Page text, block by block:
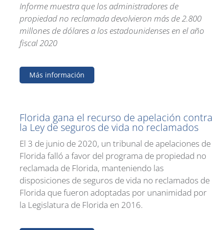
Informe muestra que los administradores de
propiedad no reclamada devolvieron más de2.800
millones de dólares a los estadounidenses en el año
fiscal 2020
Más información
Florida gana el recurso de apelación contra
la Ley de seguros de vida no reclamados
El 3 de junio de 2020, un tribunal de apelaciones de
Florida falló a favor del programa de propiedad no
reclamada de Florida, manteniendo las
disposiciones de seguros de vida no reclamados de
Florida que fueron adoptadas por unanimidad por
la Legislatura de Florida en 2016.